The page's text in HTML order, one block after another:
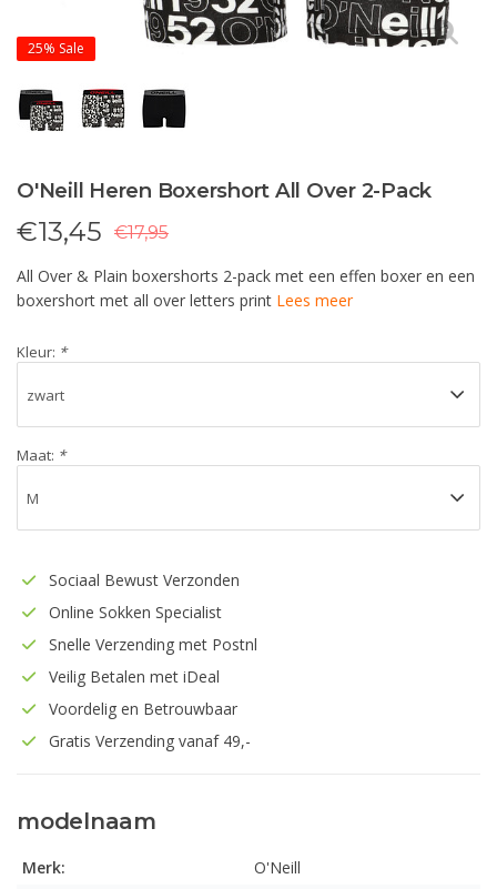
25% Sale
O'Neill Heren Boxershort All Over 2-Pack
€13,45 €17,95
All Over & Plain boxershorts 2-pack met een effen boxer en een
boxershort met all over letters print Lees meer
Kleur: *
Maat: *
Sociaal Bewust Verzonden
Online Sokken Specialist
Snelle Verzending met Postnl
Veilig Betalen met iDeal
Voordelig en Betrouwbaar
Gratis Verzending vanaf 49,-
modelnaam
Merk:
O'Neill